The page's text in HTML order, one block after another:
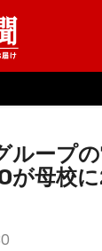
ループ
が母校